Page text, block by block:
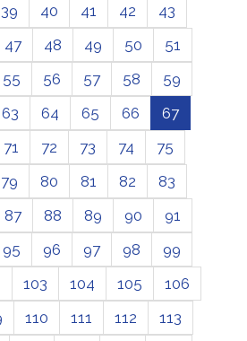
39 40 41 42
43
47 48 49 50
51
55 56 57 58
59
63 64 65 66
67
71 72 73 74
75
79 80 81 82
83
87 88 89 90
91
95 96 97 98
99
103 104 105
106
110 111 112
113